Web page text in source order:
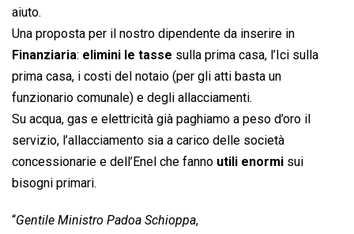
aiuto.
Una proposta per il nostro dipendente da inserire in
Finanziaria: elimini le tasse sulla prima casa, l’Ici sulla
prima casa, i costi del notaio (per gli atti basta un
funzionario comunale) e degli allacciamenti.
Su acqua, gas e elettricità già paghiamo a peso d’oro il
servizio, l’allacciamento sia a carico delle società
concessionarie e dell’Enel che fanno utili enormi sui
bisogni primari.
“Gentile Ministro Padoa Schioppa,